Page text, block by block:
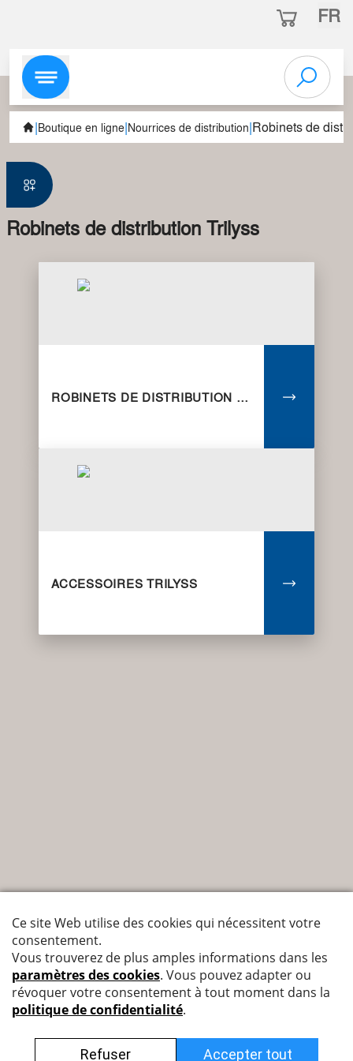
FR
|Boutique en ligne|Nourrices de distribution|Robinets de
Robinets de distribution Trilyss
ROBINETS DE DISTRIBUTION TRILYSS
ACCESSOIRES TRILYSS
Nyffenegger Armaturen AG